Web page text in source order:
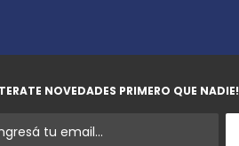
NOVEDADES PRIMERO QUE NADIE!